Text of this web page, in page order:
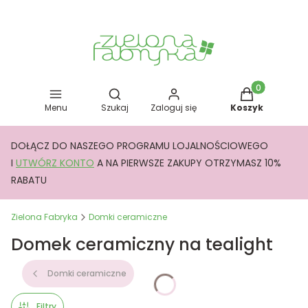
Menu
Otwórz wyszukiwarkę
Szukaj Zaloguj się
Produkty w
Koszyk
DOŁĄCZ DO NASZEGO PROGRAMU LOJALNOŚCIOWEGO
I UTWÓRZ KONTO A NA PIERWSZE ZAKUPY OTRZYMASZ 10%
RABATU
Zielona Fabryka Domki ceramiczne
Domek ceramiczny na tealight
Domki ceramiczne